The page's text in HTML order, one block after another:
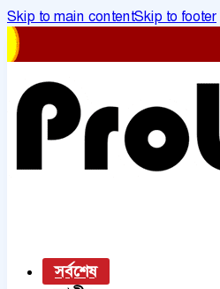
Skip to main contentSkip to footer
সর্বশেষ